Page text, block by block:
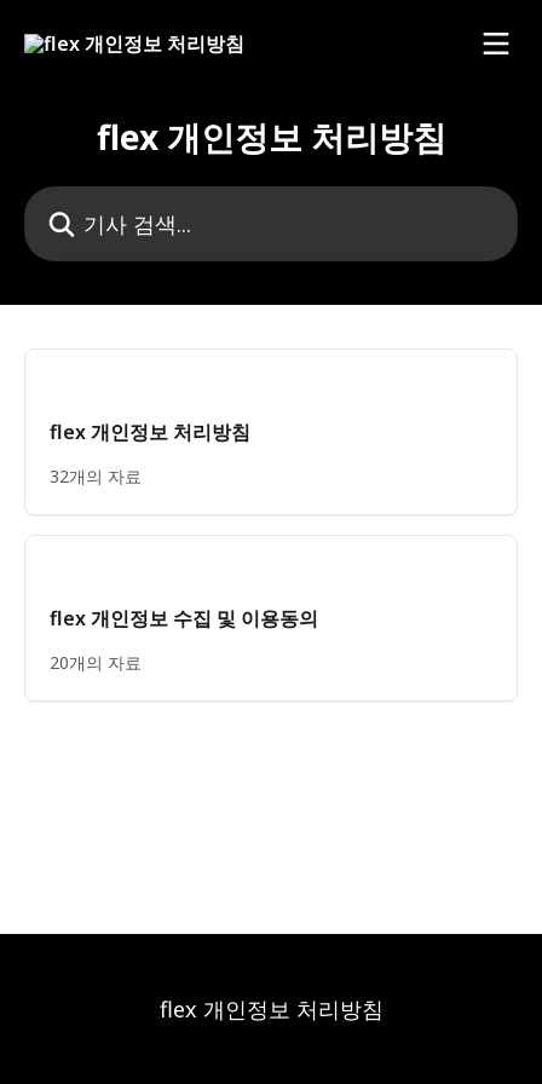
flex 개인정보 처리방침
기사 검색...
flex 개인정보 처리방침
32개의 자료
flex 개인정보 수집 및 이용동의
20개의 자료
flex 개인정보 처리방침